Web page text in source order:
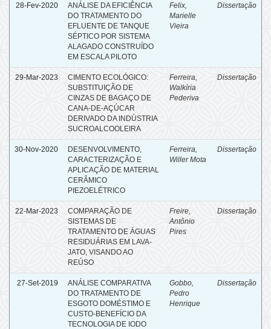
28-Fev-2020
ANÁLISE DA EFICIÊNCIA
DO TRATAMENTO DO
EFLUENTE DE TANQUE
SÉPTICO POR SISTEMA
ALAGADO CONSTRUÍDO
EM ESCALA PILOTO
Felix,
Marielle
Vieira
Dissertação
29-Mar-2023
CIMENTO ECOLÓGICO:
SUBSTITUIÇÃO DE
CINZAS DE BAGAÇO DE
CANA-DE-AÇÚCAR
DERIVADO DA INDÚSTRIA
SUCROALCOOLEIRA
Ferreira,
Walkíria
Pederiva
Dissertação
30-Nov-2020
DESENVOLVIMENTO,
CARACTERIZAÇÃO E
APLICAÇÃO DE MATERIAL
CERÂMICO
PIEZOELÉTRICO
Ferreira,
Willer Mota
Dissertação
22-Mar-2023
COMPARAÇÃO DE
SISTEMAS DE
TRATAMENTO DE ÁGUAS
RESIDUÁRIAS EM LAVA-
JATO, VISANDO AO
REÚSO
Freire,
Antônio
Pires
Dissertação
27-Set-2019
ANÁLISE COMPARATIVA
DO TRATAMENTO DE
ESGOTO DOMÉSTIMO E
CUSTO-BENEFÍCIO DA
TECNOLOGIA DE IODO
Gobbo,
Pedro
Henrique
Dissertação